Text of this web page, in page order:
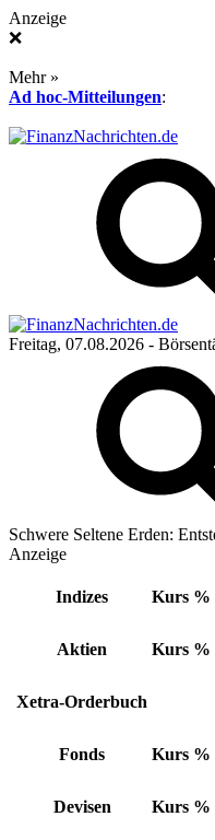
Anzeige
❌
Mehr »
Ad hoc-Mitteilungen:
Freitag, 07.08.2026 -
Schwere Seltene Erden:
Anzeige
Indizes Kurs %
Aktien Kurs %
Xetra-Orderbuch
Fonds Kurs %
Devisen Kurs %